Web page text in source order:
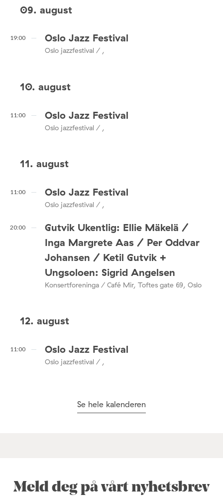
09. august
19:00 Oslo Jazz Festival
Oslo jazzfestival / ,
10. august
11:00 Oslo Jazz Festival
Oslo jazzfestival / ,
11. august
11:00 Oslo Jazz Festival
Oslo jazzfestival / ,
20:00
Gutvik Ukentlig: Ellie Mäkelä /
Inga Margrete Aas / Per Oddvar
Johansen / Ketil Gutvik +
Ungsoloen: Sigrid Angelsen
Konsertforeninga / Café Mir, Toftes gate 69, Oslo
12. august
11:00 Oslo Jazz Festival
Oslo jazzfestival / ,
Se hele kalenderen
Meld deg på vårt nyhetsbrev